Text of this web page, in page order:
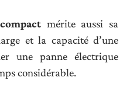
mérite aussi sa
et la capacité d’une
une panne électrique
considérable.